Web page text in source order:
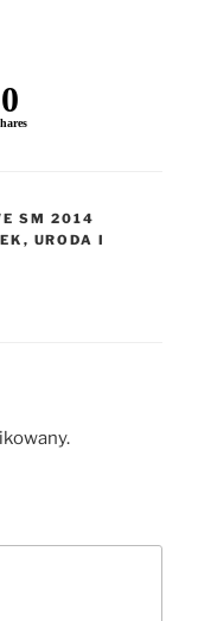
0
SM 2014
, URODA I